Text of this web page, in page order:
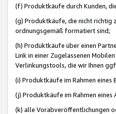
(f) Produktkäufe durch Kunden,
(g) Produktkäufe, die nicht richtig
ordnungsgemäß formatiert sind;
(h) Produktkäufe über einen
Link in einer Zugelassenen
Verlinkungstools, die wir Ihnen
(i) Produktkäufe im Rahmen
(j) Produktkäufe im Rahmen
(k) alle Vorabveröffentlichungen